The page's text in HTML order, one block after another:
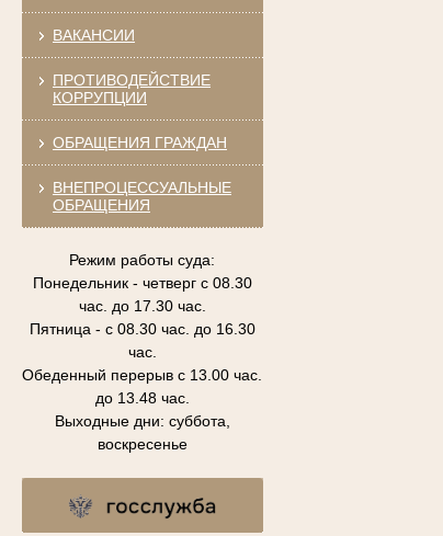
ВАКАНСИИ
ПРОТИВОДЕЙСТВИЕ
КОРРУПЦИИ
ОБРАЩЕНИЯ ГРАЖДАН
ВНЕПРОЦЕССУАЛЬНЫЕ
ОБРАЩЕНИЯ
Режим работы суда:
Понедельник - четверг с 08.30
час. до 17.30 час.
Пятница - с 08.30 час. до 16.30
час.
Обеденный перерыв с 13.00 час.
до 13.48 час.
Выходные дни: суббота,
воскресенье